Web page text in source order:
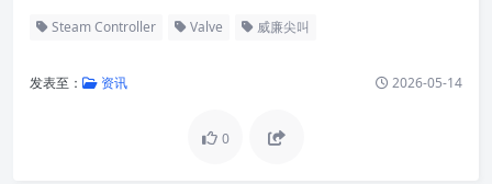
Steam Controller Valve 威廉尖叫
发表至： 资讯 2026-05-14
0